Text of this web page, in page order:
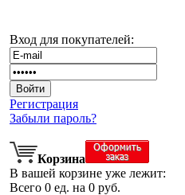
Вход для покупателей:
Регистрация
Забыли пароль?
Корзина
В вашей корзине уже лежит:
Всего 0 ед. на 0 руб.